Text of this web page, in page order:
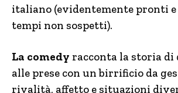
italiano (evidentemente pronti
tempi non sospetti).
La comedy racconta la storia
alle prese con un birrificio da
rivalità, affetto e situazioni